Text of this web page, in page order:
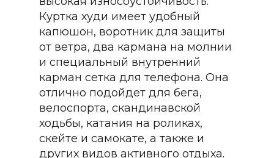
Куртка худи имеет удобный
капюшон, воротник для защиты
от ветра, два кармана на молнии
и специальный внутренний
карман сетка для телефона. Она
отлично подойдет для бега,
велоспорта, скандинавской
ходьбы, катания на роликах,
скейте и самокате, а также и
других видов активного отдыха.